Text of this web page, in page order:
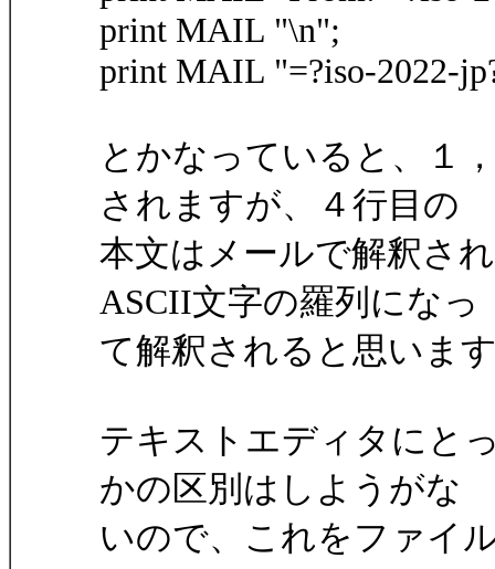
print MAIL "\n";
print MAIL "=?iso-2022-
とかなっていると、１
されますが、４行目の
本文はメールで解釈さ
ASCII文字の羅列になっ
て解釈されると思いま
テキストエディタにと
かの区別はしようがな
いので、これをファイ